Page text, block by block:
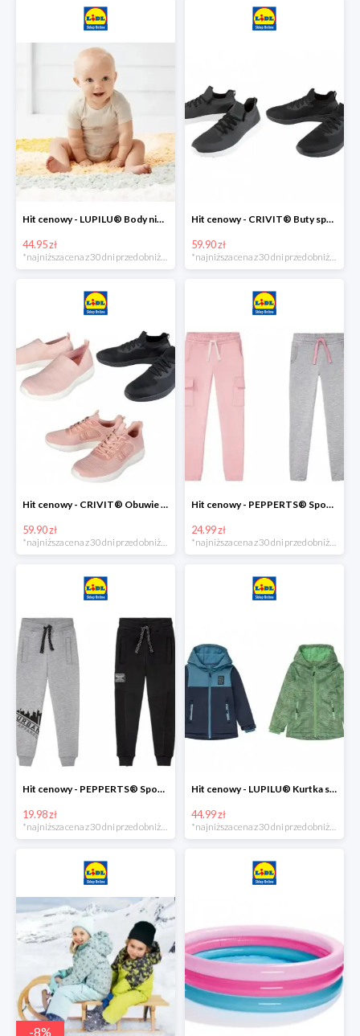
Hit cenowy - LUPILU® Body niemowlęce z biobawełny, z krótkim rękawem, 5 sztuk
44.95 zł
*najniższa cena z 30 dni przed obniżką
Hit cenowy - CRIVIT® Buty sportowe chłopięce WellWalk, 1 para
59.90 zł
*najniższa cena z 30 dni przed obniżką
Hit cenowy - CRIVIT® Obuwie dziewczęce sportowe i na co dzień, 1 para
59.90 zł
Hit cenowy - PEPPERTS® Spodnie dresowe dziewczęce, 1 para
24.99 zł
Hit cenowy - PEPPERTS® Spodnie dresowe chłopięce, 1 para
19.98 zł
Hit cenowy - LUPILU® Kurtka softshell chłopięca, 1 sztuka
44.99 zł
-8%